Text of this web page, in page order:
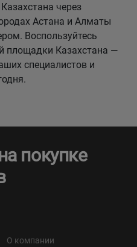
через
Астана и Алматы
Воспользуйтесь
площадки Казахстана —
специалистов и
покупке
О компании